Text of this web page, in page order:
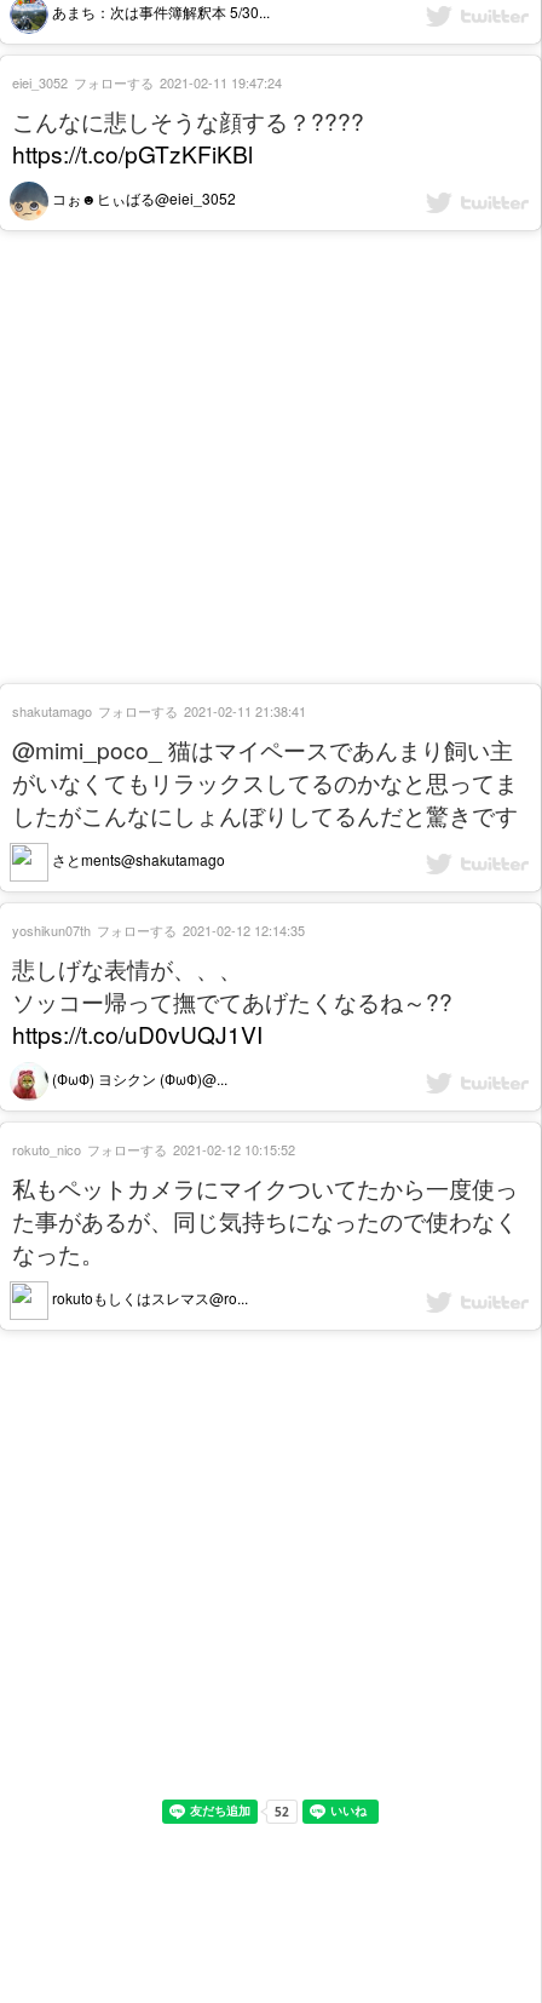
あまち：次は事件簿解釈本 5/30...
こんなに悲しそうな顔する？????
https://t.co/pGTzKFiKBl
コぉ☻ヒぃばる@eiei_3052
eiei_3052 フォローする 2021-02-11 19:47:24
@mimi_poco_ 猫はマイペースであんまり飼い主
がいなくてもリラックスしてるのかなと思ってま
したがこんなにしょんぼりしてるんだと驚きです
さとments@shakutamago
shakutamago フォローする 2021-02-11 21:38:41
悲しげな表情が、、、
ソッコー帰って撫でてあげたくなるね～??
https://t.co/uD0vUQJ1VI
(ФωФ) ヨシクン (ФωФ)@...
yoshikun07th フォローする 2021-02-12 12:14:35
私もペットカメラにマイクついてたから一度使っ
た事があるが、同じ気持ちになったので使わなく
なった。
rokutoもしくはスレマス@ro...
rokuto_nico フォローする 2021-02-12 10:15:52